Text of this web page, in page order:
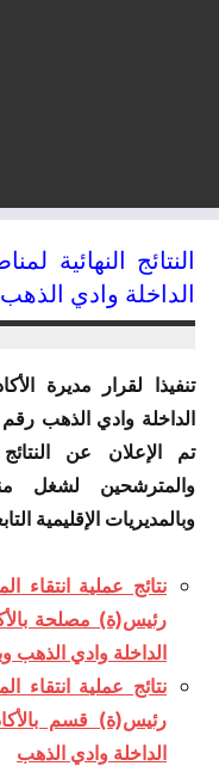
النتائج النهائية
الداخلة وادي الذهب
تنفيذا لقرار مديرة
تم الإعلان عن
والمترشحين لشغل
وبالمديريات الإقليمية
نتائج عملية
رئيس(ة) مصلحة
الداخلة وادي الذهب
نتائج عملية
رئيس(ة) قسم
الداخلة وادي الذهب